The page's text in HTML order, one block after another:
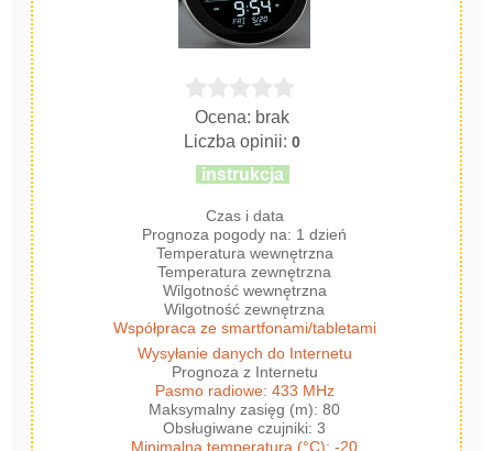
Ocena: brak
Liczba opinii:0
instrukcja
Czas i data
Prognoza pogody na: 1 dzień
Temperatura wewnętrzna
Temperatura zewnętrzna
Wilgotność wewnętrzna
Wilgotność zewnętrzna
Współpraca ze smartfonami/tabletami
Wysyłanie danych do Internetu
Prognoza z Internetu
Pasmo radiowe: 433 MHz
Maksymalny zasięg (m): 80
Obsługiwane czujniki: 3
Minimalna temperatura (°C): -20